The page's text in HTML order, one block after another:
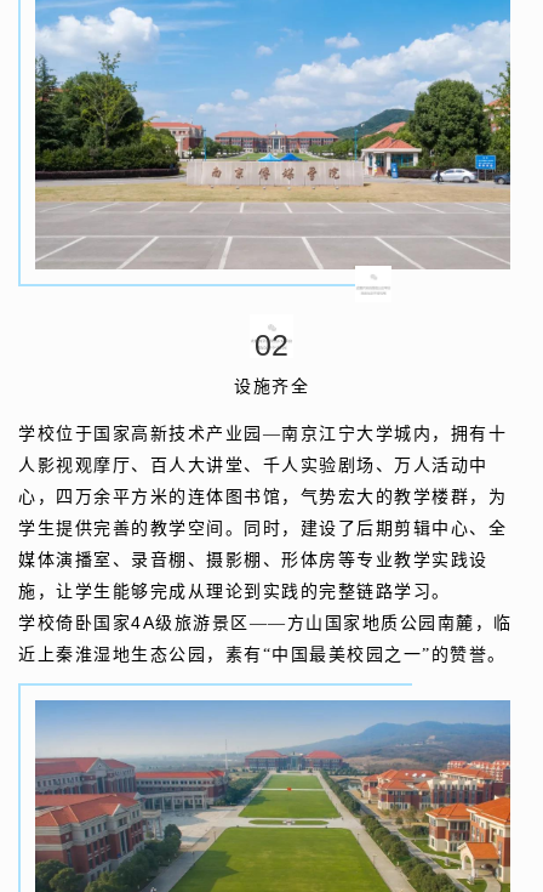
02
设施齐全
学校位于国家高新技术产业园—南京江宁大学城内，拥有十
人影视观摩厅、百人大讲堂、千人实验剧场、万人活动中
心，四万余平方米的连体图书馆，气势宏大的教学楼群，为
学生提供完善的教学空间。同时，建设了后期剪辑中心、全
媒体演播室、录音棚、摄影棚、形体房等专业教学实践设
施，让学生能够完成从理论到实践的完整链路学习。
学校倚卧国家4A级旅游景区——方山国家地质公园南麓，临
近上秦淮湿地生态公园，素有“中国最美校园之一”的赞誉。